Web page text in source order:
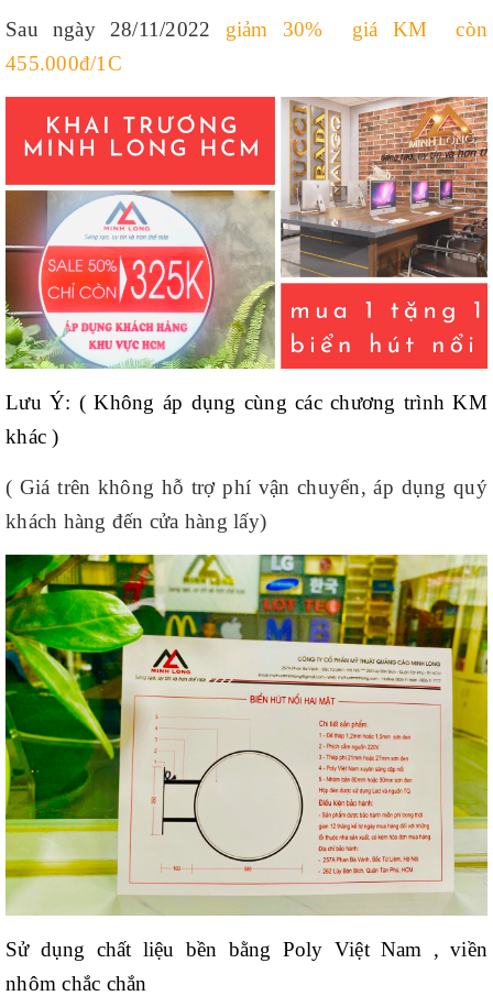
Sau ngày 28/11/2022 giảm 30% giá KM còn
455.000đ/1C
Lưu Ý: ( Không áp dụng cùng các chương trình KM
khác )
( Giá trên không hỗ trợ phí vận chuyển, áp dụng quý
khách hàng đến cửa hàng lấy)
Sử dụng chất liệu bền bằng Poly Việt Nam , viền
nhôm chắc chắn